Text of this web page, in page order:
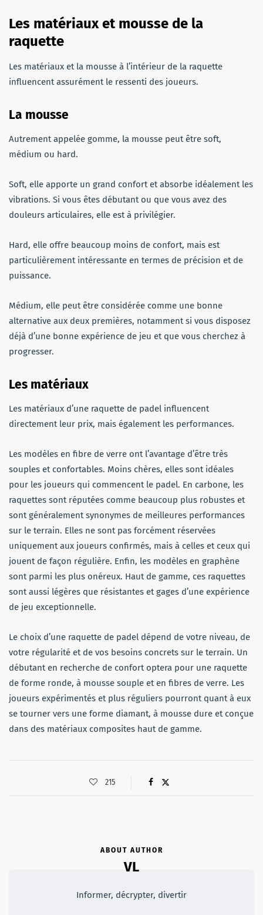
Les matériaux et mousse de la
raquette
Les matériaux et la mousse à l’intérieur de la raquette
influencent assurément le ressenti des joueurs.
La mousse
Autrement appelée gomme, la mousse peut être soft,
médium ou hard.
Soft, elle apporte un grand confort et absorbe idéalement les
vibrations. Si vous êtes débutant ou que vous avez des
douleurs articulaires, elle est à privilégier.
Hard, elle offre beaucoup moins de confort, mais est
particulièrement intéressante en termes de précision et de
puissance.
Médium, elle peut être considérée comme une bonne
alternative aux deux premières, notamment si vous disposez
déjà d’une bonne expérience de jeu et que vous cherchez à
progresser.
Les matériaux
Les matériaux d’une raquette de padel influencent
directement leur prix, mais également les performances.
Les modèles en fibre de verre ont l’avantage d’être très
souples et confortables. Moins chères, elles sont idéales
pour les joueurs qui commencent le padel. En carbone, les
raquettes sont réputées comme beaucoup plus robustes et
sont généralement synonymes de meilleures performances
sur le terrain. Elles ne sont pas forcément réservées
uniquement aux joueurs confirmés, mais à celles et ceux qui
jouent de façon régulière. Enfin, les modèles en graphène
sont parmi les plus onéreux. Haut de gamme, ces raquettes
sont aussi légères que résistantes et gages d’une expérience
de jeu exceptionnelle.
Le choix d’une raquette de padel dépend de votre niveau, de
votre régularité et de vos besoins concrets sur le terrain. Un
débutant en recherche de confort optera pour une raquette
de forme ronde, à mousse souple et en fibres de verre. Les
joueurs expérimentés et plus réguliers pourront quant à eux
se tourner vers une forme diamant, à mousse dure et conçue
dans des matériaux composites haut de gamme.
215
ABOUT AUTHOR
VL
Informer, décrypter, divertir